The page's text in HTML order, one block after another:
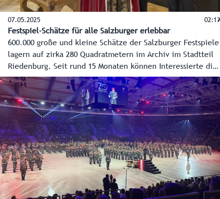
07.05.2025 02:19
Festspiel-Schätze für alle Salzburger erlebbar
600.000 große und kleine Schätze der Salzburger Festspiele
lagern auf zirka 280 Quadratmetern im Archiv im Stadtteil
Riedenburg. Seit rund 15 Monaten können Interessierte die
Raritäten zweimal wöchentlich bei kostenlosem Eintritt
begutachten. Landeshauptmann Wilfried Haslauer hat dort
heute Archivleiterin Margarethe Lasinger getroffen und die
Ausstellung besucht.